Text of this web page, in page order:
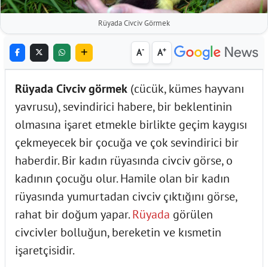
Rüyada Civciv Görmek
A- A+
Rüyada Civciv görmek (cücük, kümes hayvanı
yavrusu), sevindirici habere, bir beklentinin
olmasına işaret etmekle birlikte geçim kaygısı
çekmeyecek bir çocuğa ve çok sevindirici bir
haberdir. Bir kadın rüyasında civciv görse, o
kadının çocuğu olur. Hamile olan bir kadın
rüyasında yumurtadan civciv çıktığını görse,
rahat bir doğum yapar.Rüyada görülen
civcivler bolluğun, bereketin ve kısmetin
işaretçisidir.